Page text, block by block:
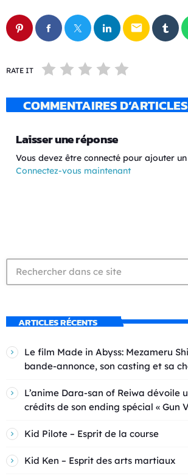
email
RATE IT
COMMENTAIRES
Laisser une réponse
Vous devez être connecté pour ajouter
Connectez-vous maintenant
ARTICLES RÉCENTS
Le film Made in Abyss: Mezameru
bande-annonce, son casting et sa
L’anime Dara-san of Reiwa dévoile
crédits de son ending spécial « Gun
Kid Pilote – Esprit de la course
Kid Ken – Esprit des arts martiaux